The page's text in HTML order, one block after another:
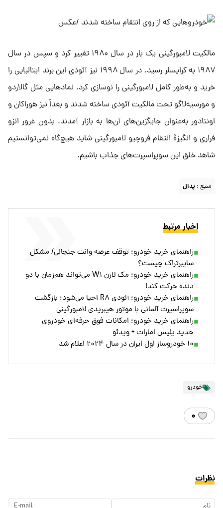
مالکیت لامبورگینی یک بار در سال ۱۹۸۰ تغییر کرد و سپس در سال
۱۹۸۷ به کرایسلر رسید. در سال ۱۹۹۸ نیز آئودی این برند ایتالیایی را
خرید و به‌طور کامل لامبورگینی را نوسازی کرد. نمادهایی مثل گالاردو
و مورسیه‌لاگو تحت مالکیت آئودی ساخته شدند و بعداً نیز هوراکان و
اونتادور به‌عنوان جایگزین‌های آن‌ها به بازار آمدند. بدون غرور انزو
فراری و انگیزهٔ انتقام فروچیو لامبورگینی شاید هیچ‌گاه نمی‌توانستیم
شاهد خلق این سوپراسپرت‌های جذاب باشیم.
منبع : پدال
اخبار مرتبط
راهنمای خرید خودرو؛ توقف عرضه وانت جنجالی/ مشکل
سایبرتراک چیست؟
راهنمای خرید خودرو؛ مک لارن W۱ می‌تواند هم‌زمان با دو
دنده حرکت کند!
راهنمای خرید خودرو؛ آئودی R۸ احیا می‌شود؛ بازگشت
سوپراسپرت آلمانی با موتور هیبریدی لامبورگینی
راهنمای خرید خودرو؛ امکانات فوق حرفه‌ای خودروی
جدید پلیس امارات + ویدئو
۱۰ خودروساز اول ایران در سال ۲۰۲۴ اعلام شد
خودرو
۰
نظرات